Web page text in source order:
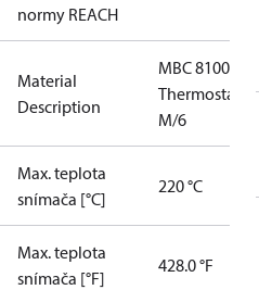
normy REACH
Material
Description
MBC 8100
Thermostat
M/6
Max. teplota
snímača [°C]
220 °C
Max. teplota
snímača [°F]
428.0 °F